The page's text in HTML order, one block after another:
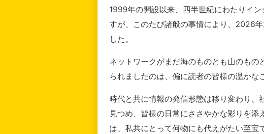
1999年の開設以来、四半世紀にわたりイ
すが、このたび諸般の事情により、2026
した。
ネットワークがまだ海のものとも山のも
られましたのは、偏に読者の皆様の温かな
時代と共に情報の発信形態は移り変わり
見つめ、皆様の日常にささやかな彩りを
は、私共にとって何物にも代えがたい至宝